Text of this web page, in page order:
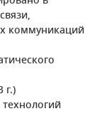
коммуникаций
г.)